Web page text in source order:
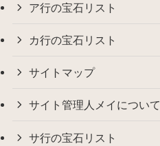
ア行の宝石リスト
カ行の宝石リスト
サイトマップ
サイト管理人メイについて
サ行の宝石リスト